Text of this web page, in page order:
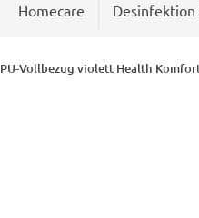
Homecare Desinfektion
PU-Vollbezug violett Health